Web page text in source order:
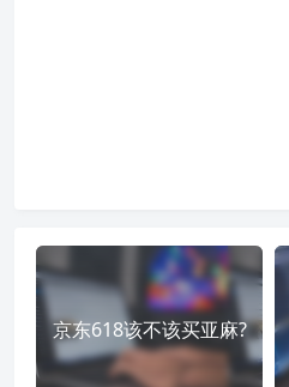
京东618该不该买亚麻?